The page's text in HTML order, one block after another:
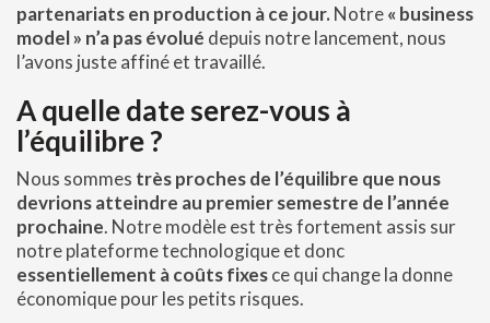
partenariats en production à ce jour. Notre« business
model » n’a pas évolué depuis notre lancement, nous
l’avons juste affiné et travaillé.
A quelle date serez-vous à
l’équilibre ?
Nous sommes très proches de l’équilibre que nous
devrions atteindre au premier semestre de l’année
prochaine. Notre modèle est très fortement assis sur
notre plateforme technologique et donc
essentiellement à coûts fixesce qui change la donne
économique pour les petits risques.